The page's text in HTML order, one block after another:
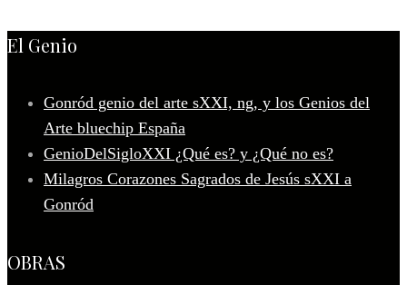
El Genio
Gonród genio del arte sXXI, ng, y los Genios del
Arte bluechip España
GenioDelSigloXXI ¿Qué es? y ¿Qué no es?
Milagros Corazones Sagrados de Jesús sXXI a
Gonród
OBRAS